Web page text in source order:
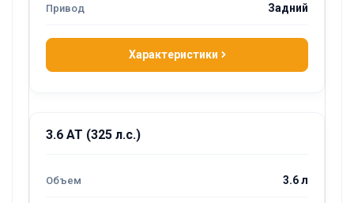
Задний
Характеристики
3.6 AT (325 л.с.)
3.6 л